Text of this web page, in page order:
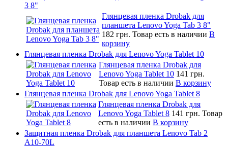
3 8"
Глянцевая пленка Drobak для
планшета Lenovo Yoga Tab 3 8"
182 грн. Товар есть в наличии В
корзину
Глянцевая пленка Drobak для Lenovo Yoga Tablet 10
Глянцевая пленка Drobak для
Lenovo Yoga Tablet 10 141 грн.
Товар есть в наличии В корзину
Глянцевая пленка Drobak для Lenovo Yoga Tablet 8
Глянцевая пленка Drobak для
Lenovo Yoga Tablet 8 141 грн. Товар
есть в наличии В корзину
Защитная пленка Drobak для планшета Lenovo Tab 2
A10-70L